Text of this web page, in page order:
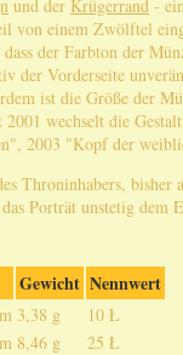
und der Krügerrand -
von einem Zwölftel
der Farbton der
der Vorderseite
ist die Größe der
wechselt die
2003 "Kopf der
Throninhabers, bisher
Porträt unstetig dem
Gewicht Nennwert
3,38 g
10 Ł
8,46 g
25 Ł